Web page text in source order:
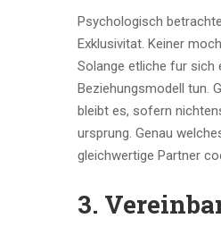
Psychologisch
Exklusivitat. Keiner
Solange etliche fur sich
Beziehungsmodell tun.
bleibt es, sofern
ursprung. Genau
gleichwertige Partner
3.